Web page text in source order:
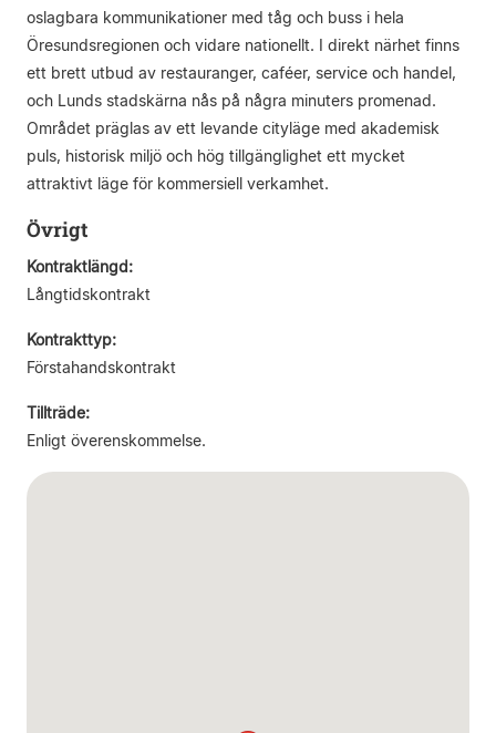
oslagbara kommunikationer med tåg och buss i hela
Öresundsregionen och vidare nationellt. I direkt närhet finns
ett brett utbud av restauranger, caféer, service och handel,
och Lunds stadskärna nås på några minuters promenad.
Området präglas av ett levande cityläge med akademisk
puls, historisk miljö och hög tillgänglighet ett mycket
attraktivt läge för kommersiell verkamhet.
Övrigt
Kontraktlängd:
Långtidskontrakt
Kontrakttyp:
Förstahandskontrakt
Tillträde:
Enligt överenskommelse.